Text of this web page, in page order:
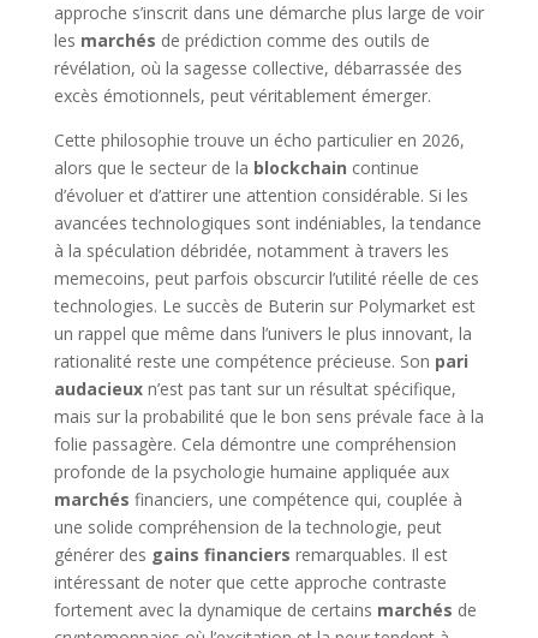
approche s’inscrit dans une démarche plus large de voir
les marchés de prédiction comme des outils de
révélation, où la sagesse collective, débarrassée des
excès émotionnels, peut véritablement émerger.
Cette philosophie trouve un écho particulier en 2026,
alors que le secteur de la blockchain continue
d’évoluer et d’attirer une attention considérable. Si les
avancées technologiques sont indéniables, la tendance
à la spéculation débridée, notamment à travers les
memecoins, peut parfois obscurcir l’utilité réelle de ces
technologies. Le succès de Buterin sur Polymarket est
un rappel que même dans l’univers le plus innovant, la
rationalité reste une compétence précieuse. Son pari
audacieuxn’est pas tant sur un résultat spécifique,
mais sur la probabilité que le bon sens prévale face à la
folie passagère. Cela démontre une compréhension
profonde de la psychologie humaine appliquée aux
marchés financiers, une compétence qui, couplée à
une solide compréhension de la technologie, peut
générer des gains financiers remarquables. Il est
intéressant de noter que cette approche contraste
fortement avec la dynamique de certains marchés de